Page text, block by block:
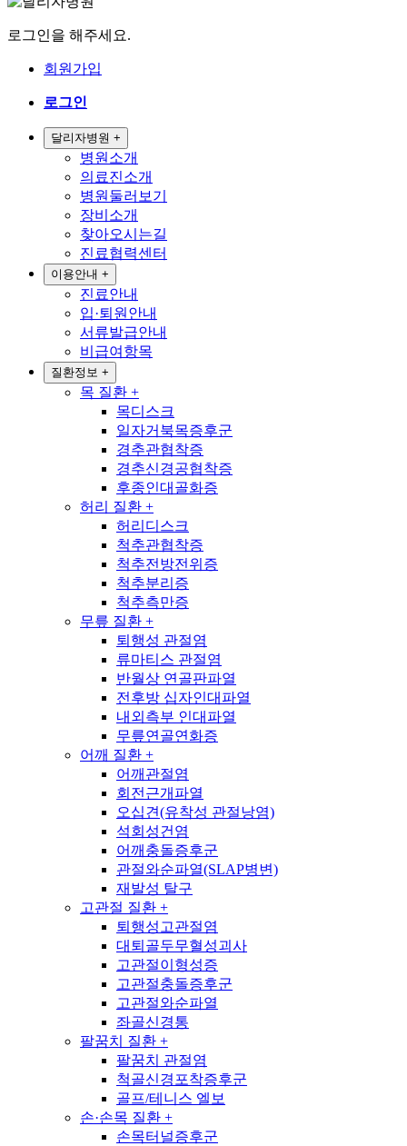
로그인을 해주세요.
회원가입
로그인
달리자병원 +
병원소개
의료진소개
병원둘러보기
장비소개
찾아오시는길
진료협력센터
이용안내 +
진료안내
입·퇴원안내
서류발급안내
비급여항목
질환정보 +
목 질환 +
목디스크
일자거북목증후군
경추관협착증
경추신경공협착증
후종인대골화증
허리 질환 +
허리디스크
척추관협착증
척추전방전위증
척추분리증
척추측만증
무릎 질환 +
퇴행성 관절염
류마티스 관절염
반월상 연골판파열
전후방 십자인대파열
내외측부 인대파열
무릎연골연화증
어깨 질환 +
어깨관절염
회전근개파열
오십견(유착성 관절낭염)
석회성건염
어깨충돌증후군
관절와순파열(SLAP병변)
재발성 탈구
고관절 질환 +
퇴행성고관절염
대퇴골두무혈성괴사
고관절이형성증
고관절충돌증후군
고관절와순파열
좌골신경통
팔꿈치 질환 +
팔꿈치 관절염
척골신경포착증후군
골프/테니스 엘보
손·손목 질환 +
손목터널증후군